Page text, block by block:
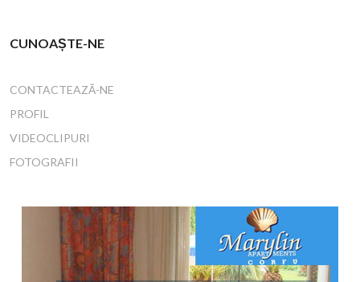
CUNOAȘTE-NE
CONTACTEAZĂ-NE
PROFIL
VIDEOCLIPURI
FOTOGRAFII